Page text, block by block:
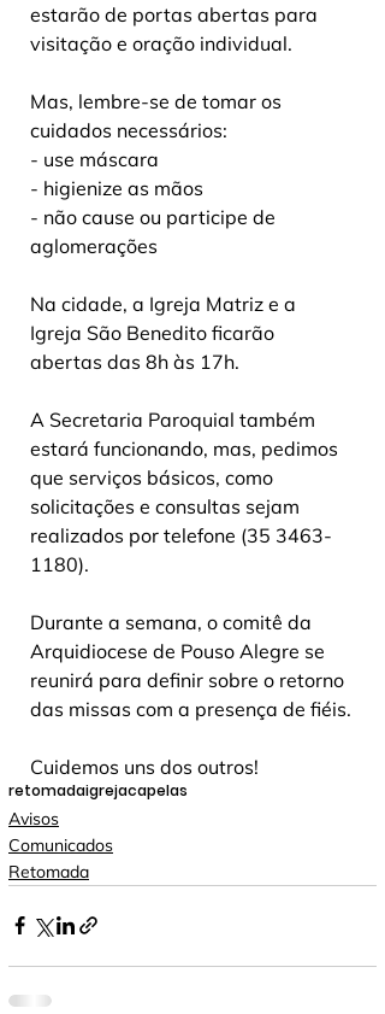
estarão de portas abertas para
visitação e oração individual.
Mas, lembre-se de tomar os
cuidados necessários:
- use máscara
- higienize as mãos
- não cause ou participe de
aglomerações
Na cidade, a Igreja Matriz e a
Igreja São Benedito ficarão
abertas das 8h às 17h.
A Secretaria Paroquial também
estará funcionando, mas, pedimos
que serviços básicos, como
solicitações e consultas sejam
realizados por telefone (35 3463-
1180).
Durante a semana, o comitê da
Arquidiocese de Pouso Alegre se
reunirá para definir sobre o retorno
das missas com a presença de fiéis.
Cuidemos uns dos outros!
retomadaigrejacapelas
Avisos
Comunicados
Retomada